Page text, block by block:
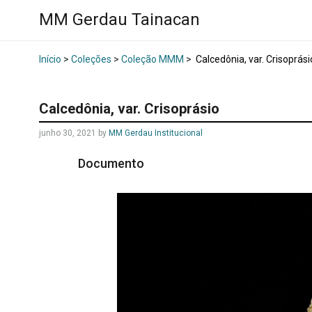
MM Gerdau Tainacan
Início > Coleções > Coleção MMM > Calcedônia, var.
Calcedônia, var. Crisoprásio
junho 30, 2021 by MM Gerdau Institucional
Documento